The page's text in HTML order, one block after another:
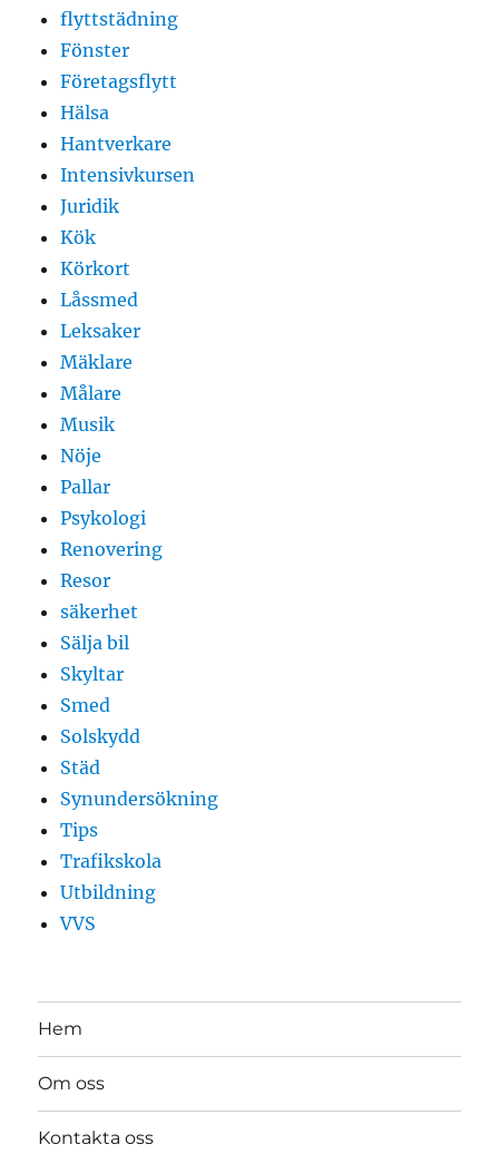
flyttstädning
Fönster
Företagsflytt
Hälsa
Hantverkare
Intensivkursen
Juridik
Kök
Körkort
Låssmed
Leksaker
Mäklare
Målare
Musik
Nöje
Pallar
Psykologi
Renovering
Resor
säkerhet
Sälja bil
Skyltar
Smed
Solskydd
Städ
Synundersökning
Tips
Trafikskola
Utbildning
VVS
Hem
Om oss
Kontakta oss